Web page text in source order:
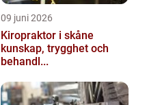
09 juni 2026
Kiropraktor i skåne
kunskap, trygghet och
behandl...